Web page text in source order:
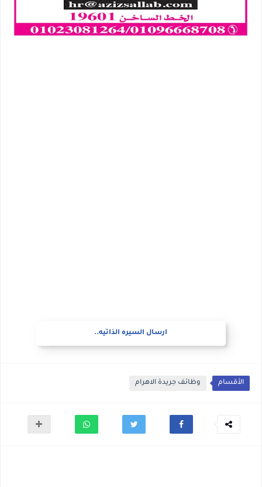
ارسال السيره الذاتيه..
الأقسام وظائف جريدة الاهرام